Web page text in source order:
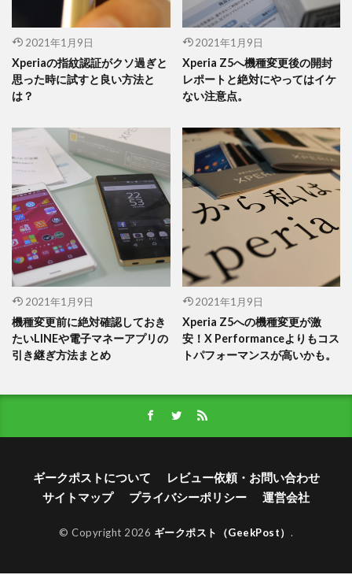
2021年1月9日
Xperiaの指紋認証がクソ過ぎと
思った時に試すと良い方法と
は？
2021年1月9日
Xperia Z5へ機種変更後の開封
レポートと絶対にやってはイケ
ない注意点。
2021年1月9日
機種変更前に絶対確認しておき
たいLINEや電子マネーアプリの
引き継ぎ方法まとめ
2021年1月9日
Xperia Z5への機種変更が激
安！X Performanceよりもコス
トパフォーマンスが高いかも。
ギークポストについて
レビュー依頼・お問い合わせ
サイトマップ
プライバシーポリシー 運営会社
© Copyright 2026 ギークポスト（GeekPost） .